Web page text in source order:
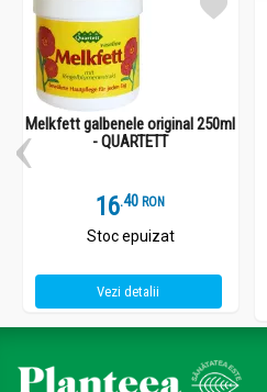
Melkfett galbenele original 250ml
- QUARTETT
16.4 RON
Stoc epuizat
Vezi detalii